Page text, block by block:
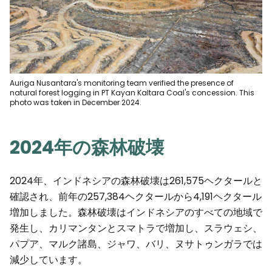
Auriga Nusantara's monitoring team verified the presence of
natural forest logging in PT Kayan Kaltara Coal's concession. This
photo was taken in December 2024.
2024年の森林破壊
2024年、インドネシアの森林破壊は261,575ヘクタールと
確認され、前年の257,384ヘクタールから4,191ヘクタール
増加しました。森林破壊はインドネシアのすべての地域で
発生し、カリマンタンとスマトラで増加し、スラウェシ、
パプア、マルク諸島、ジャワ、バリ、ヌサトゥンガラでは
減少しています。